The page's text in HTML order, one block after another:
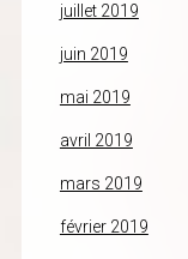
juillet 2019
juin 2019
mai 2019
avril 2019
mars 2019
février 2019